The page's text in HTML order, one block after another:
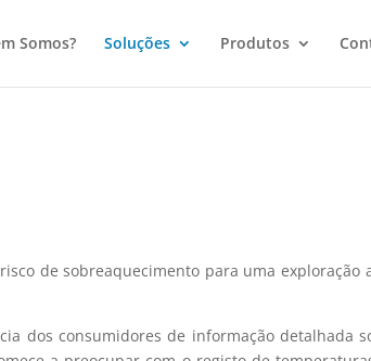
Somos? Soluções Produtos
de sobreaquecimento para uma exploração
dos consumidores de informação detalhada